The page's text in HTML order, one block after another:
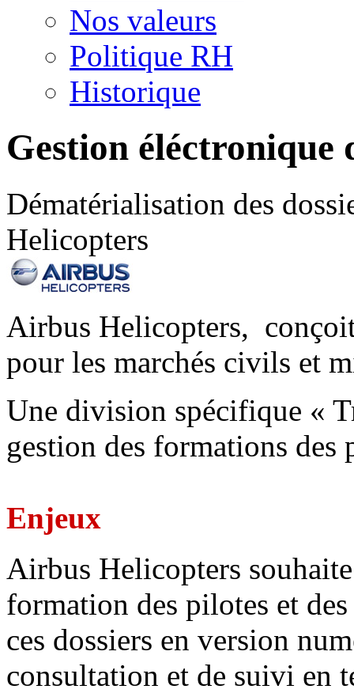
Nos valeurs
Politique RH
Historique
Gestion éléctronique
Dématérialisation des
Helicopters
Airbus Helicopters,
pour les marchés civils et
Une division spécifique «
gestion des formations des
Enjeux
Airbus Helicopters
formation des pilotes et
ces dossiers en version
consultation et de suivi en